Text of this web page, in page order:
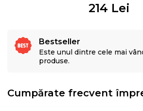
214 Lei
Bestseller
Este unul dintre cele mai
produse.
Cumpărate frecvent